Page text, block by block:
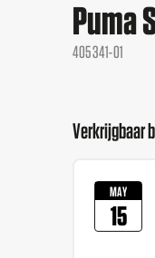
Puma
405341-01
Verkrijgbaar
MAY
15